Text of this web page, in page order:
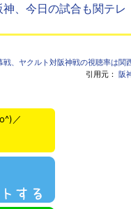
神、今日の試合も関テレ
戦、ヤクルト対阪神戦の視聴率は
引用元： 阪
／